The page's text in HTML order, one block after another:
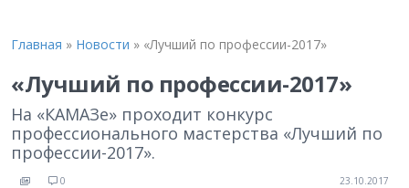
Главная » Новости » «Лучший по профессии-2017»
«Лучший по профессии-2017»
На «КАМАЗе» проходит конкурс
профессионального мастерства «Лучший по
профессии-2017».
0 23.10.2017